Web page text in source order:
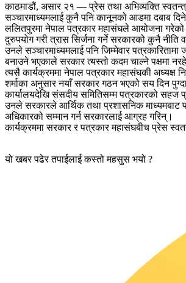
काठमाडौं, असार २१ — प्रेस तथा अभिव्यक्ति
सञ्चारमाध्यमलाई कुनै पनि कानूनको आडमा दबाब
ललितपुरमा नेपाल पत्रकार महासंघले आयोजना गरेको
दुरुपयोग गरी त्रास सिर्जना गर्ने सरकारको कुनै नीति
उनले सञ्चारमाध्यमलाई पनि जिम्मेवार
बनाउने भएकाले सरकार त्यस्तो कदम चाल्ने पक्षमा
त्यसै कार्यक्रममा नेपाल पत्रकार महासंघकी अध्यक्ष
शर्माका अनुसार नयाँ सरकार गठन भएको सय दिन
कार्यालयदेखि संसदीय समितिसम्म पत्रकारको सहज
उनले सरकारले आर्थिक तथा प्रशासनिक माध्यमबाट
अधिकारको सम्मान गर्न सरकारलाई आग्रह गरिन्।
कार्यक्रममा सरकार र पत्रकार महासंघबीच प्रेस
यो खबर पढेर तपाईलाई कस्तो महसुस भयो ?